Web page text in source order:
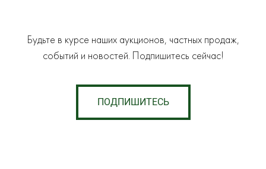
Будьте в курсе наших аукционов, частных продаж,
событий и новостей. Подпишитесь сейчас!
ПОДПИШИТЕСЬ